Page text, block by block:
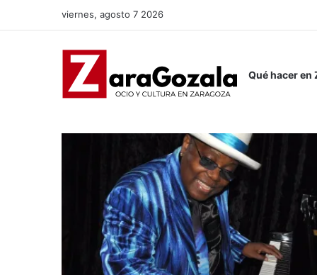
viernes, agosto 7 2026
Qué hacer en